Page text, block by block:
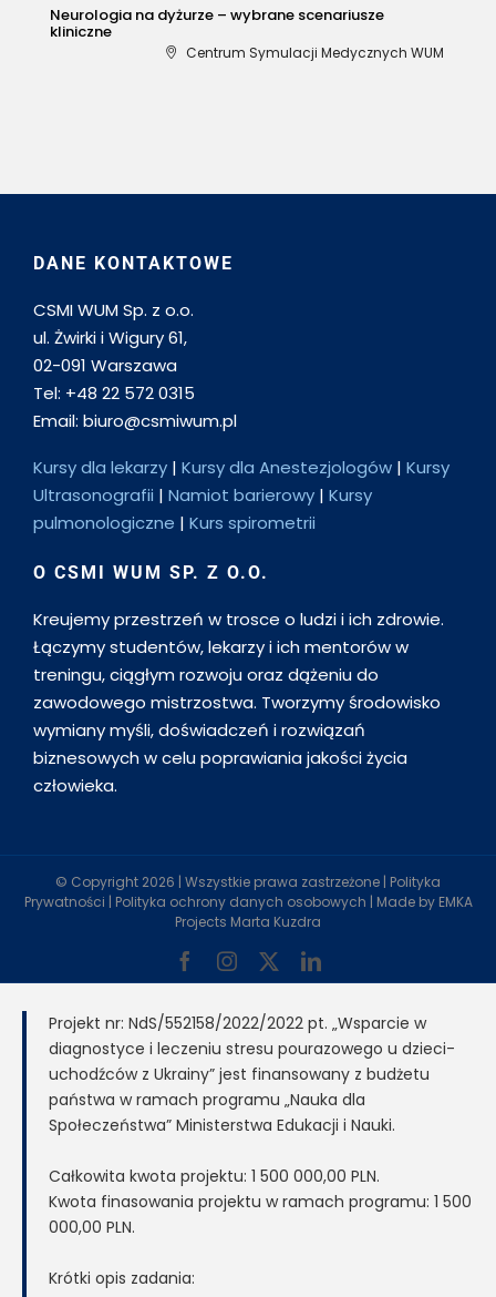
Neurologia na dyżurze – wybrane scenariusze
kliniczne
Centrum Symulacji Medycznych WUM
DANE KONTAKTOWE
CSMI WUM Sp. z o.o.
ul. Żwirki i Wigury 61,
02-091 Warszawa
Tel: +48 22 572 0315
Email: biuro@csmiwum.pl
Kursy dla lekarzy | Kursy dla Anestezjologów | Kursy
Ultrasonografii | Namiot barierowy | Kursy
pulmonologiczne | Kurs spirometrii
O CSMI WUM SP. Z O.O.
Kreujemy przestrzeń w trosce o ludzi i ich zdrowie.
Łączymy studentów, lekarzy i ich mentorów w
treningu, ciągłym rozwoju oraz dążeniu do
zawodowego mistrzostwa. Tworzymy środowisko
wymiany myśli, doświadczeń i rozwiązań
biznesowych w celu poprawiania jakości życia
człowieka.
© Copyright 2026 | Wszystkie prawa zastrzeżone | Polityka
Prywatności | Polityka ochrony danych osobowych | Made by EMKA
Projects Marta Kuzdra
FacebookInstagram LinkedIn
Projekt nr: NdS/552158/2022/2022 pt. „Wsparcie w
diagnostyce i leczeniu stresu pourazowego u dzieci-
uchodźców z Ukrainy” jest finansowany z budżetu
państwa w ramach programu „Nauka dla
Społeczeństwa” Ministerstwa Edukacji i Nauki.
Całkowita kwota projektu: 1 500 000,00 PLN.
Kwota finasowania projektu w ramach programu: 1 500
000,00 PLN.
Krótki opis zadania: